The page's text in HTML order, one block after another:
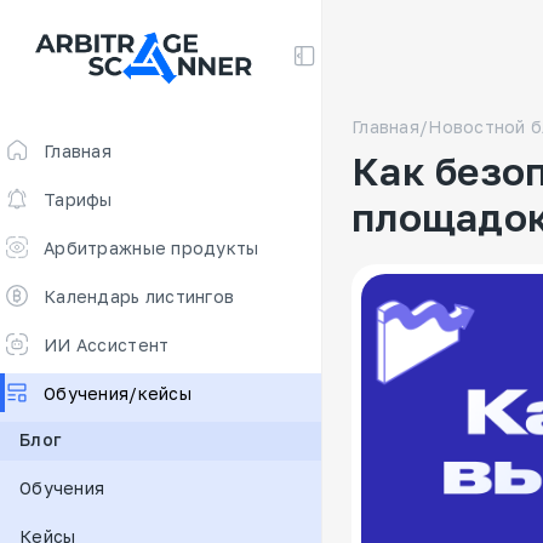
Главная
Тарифы
Арбитражные продукты
Скринер для арбитража
Арбитраж фьючерсов 🔥
Ставки финансирования
Сканер для арбитража
DEX scanner
Калькулятор спредов
Календарь листингов
ИИ Ассистент
Обучения/кейсы
Блог
Обучения
Кейсы
Главная/Новостной
Как